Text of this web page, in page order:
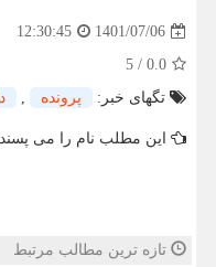
1401/07/06
12:30:45
0.0
/
5
تگهای خبر:
پرونده ,
این مطلب نام را می
تازه ترین مطالب مرتبط